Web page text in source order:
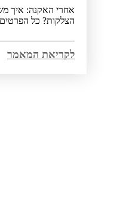
אחרי האקנה: איך משקמים
הצלקות? כל הפרטים מחכים
לקריאת המאמר